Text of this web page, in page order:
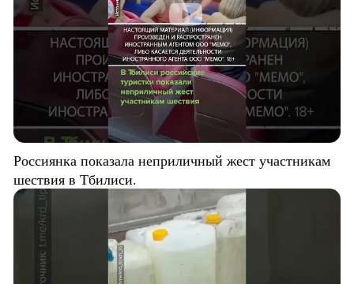
Россиянка показала неприличный жест участникам
шествия в Тбилиси.